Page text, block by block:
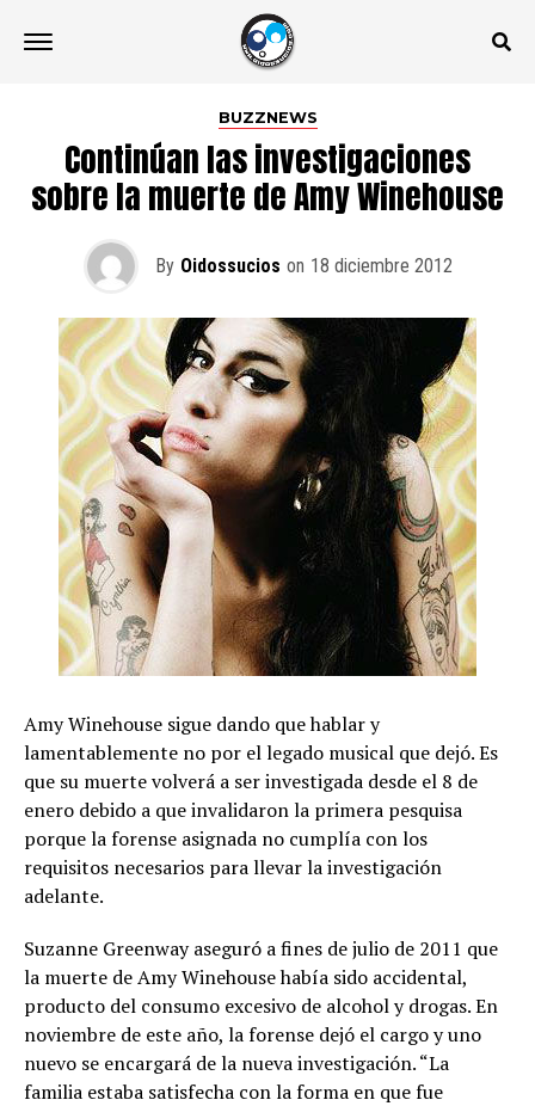
BUZZNEWS
Continúan las investigaciones
sobre la muerte de Amy Winehouse
By Oidossucios on 18 diciembre 2012
Amy Winehouse sigue dando que hablar y
lamentablemente no por el legado musical que dejó. Es
que su muerte volverá a ser investigada desde el 8 de
enero debido a que invalidaron la primera pesquisa
porque la forense asignada no cumplía con los
requisitos necesarios para llevar la investigación
adelante.
Suzanne Greenway aseguró a fines de julio de 2011 que
la muerte de Amy Winehouse había sido accidental,
producto del consumo excesivo de alcohol y drogas. En
noviembre de este año, la forense dejó el cargo y uno
nuevo se encargará de la nueva investigación. “La
familia estaba satisfecha con la forma en que fue